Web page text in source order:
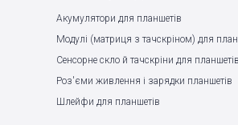
Акумулятори для планшетів
Модулі (матриця з тачскріном) для
Сенсорне скло й тачскріни для планшетів
Роз'єми живлення і зарядки планшетів
Шлейфи для планшетів